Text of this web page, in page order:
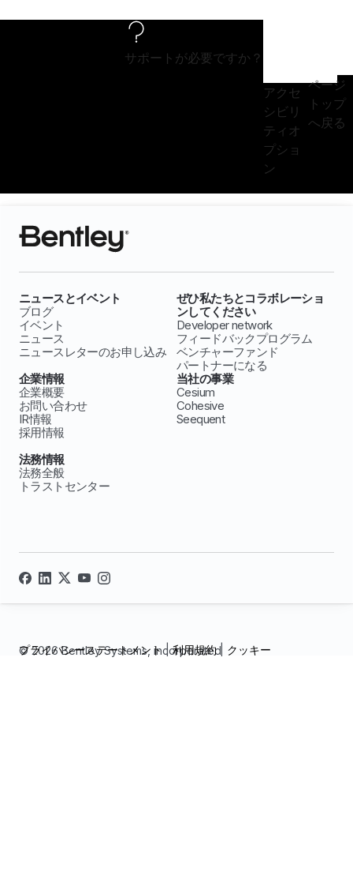
サポートが必要ですか？
アクセ
シビリ
ティオ
プショ
ン
ページ
トップ
へ戻る
ニュースとイベント
ブログ
イベント
ニュース
ニュースレターのお申し込み
ぜひ私たちとコラボレーショ
ンしてください
Developer network
フィードバックプログラム
ベンチャーファンド
パートナーになる
企業情報
企業概要
お問い合わせ
IR情報
採用情報
当社の事業
Cesium
Cohesive
Seequent
法務情報
法務全般
トラストセンター
© 2026 Bentley Systems, incorporated
プライバシーステートメント|利用規約| クッキー